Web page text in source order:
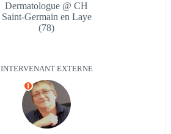
Dermatologue @ CH
Saint-Germain en Laye
(78)
INTERVENANT EXTERNE
I